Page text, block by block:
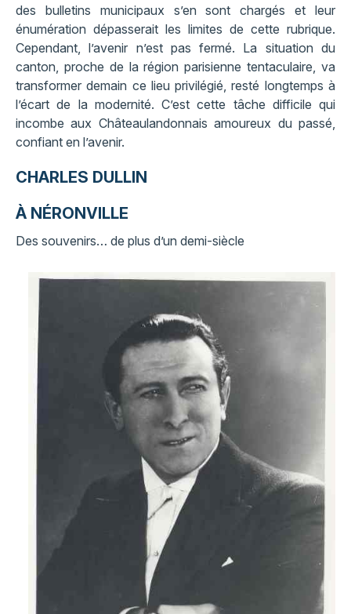
des bulletins municipaux s’en sont chargés et leur
énumération dépasserait les limites de cette rubrique.
Cependant, l’avenir n’est pas fermé. La situation du
canton, proche de la région parisienne tentaculaire, va
transformer demain ce lieu privilégié, resté longtemps à
l’écart de la modernité. C’est cette tâche difficile qui
incombe aux Châteaulandonnais amoureux du passé,
confiant en l’avenir.
CHARLES DULLIN
À NÉRONVILLE
Des souvenirs… de plus d’un demi-siècle